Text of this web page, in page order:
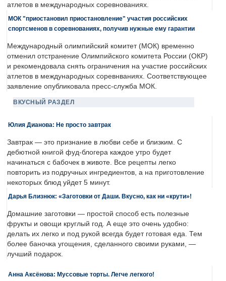
атлетов в международных соревнованиях.
МОК "приостановил приостановление" участия российских
спортсменов в соревнованиях, получив нужные ему гарантии
Международный олимпийский комитет (МОК) временно
отменил отстранение Олимпийского комитета России (ОКР)
и рекомендовала снять ограничения на участие российских
атлетов в международных соревнваниях. Соответствующее
заявление опубликовала пресс-служба МОК.
ВКУСНЫЙ РАЗДЕЛ
Юлия Дианова: Не просто завтрак
Завтрак — это признание в любви себе и близким. С
дебютной книгой фуд-блогера каждое утро будет
начинаться с бабочек в животе. Все рецепты легко
повторить из подручных ингредиентов, а на приготовление
некоторых блюд уйдет 5 минут.
Дарья Близнюк: «Заготовки от Даши. Вкусно, как ни «крути»!
Домашние заготовки — простой способ есть полезные
фрукты и овощи круглый год. А еще это очень удобно:
делать их легко и под рукой всегда будет готовая еда. Тем
более баночка угощения, сделанного своими руками, —
лучший подарок.
Анна Аксёнова: Муссовые торты. Легче легкого!